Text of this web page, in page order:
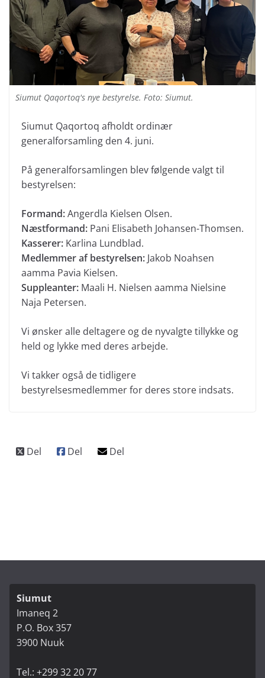
Siumut Qaqortoq's nye bestyrelse. Foto: Siumut.
Siumut Qaqortoq afholdt ordinær
generalforsamling den 4. juni.
På generalforsamlingen blev følgende valgt til
bestyrelsen:
Formand:Angerdla Kielsen Olsen.
Næstformand: Pani Elisabeth Johansen-Thomsen.
Kasserer: Karlina Lundblad.
Medlemmer af bestyrelsen: Jakob Noahsen
aamma Pavia Kielsen.
Suppleanter: Maali H. Nielsen aamma Nielsine
Naja Petersen.
Vi ønsker alle deltagere og de nyvalgte tillykke og
held og lykke med deres arbejde.
Vi takker også de tidligere
bestyrelsesmedlemmer for deres store indsats.
Siumut
Imaneq 2
P.O. Box 357
3900 Nuuk
Tel.: +299 32 20 77